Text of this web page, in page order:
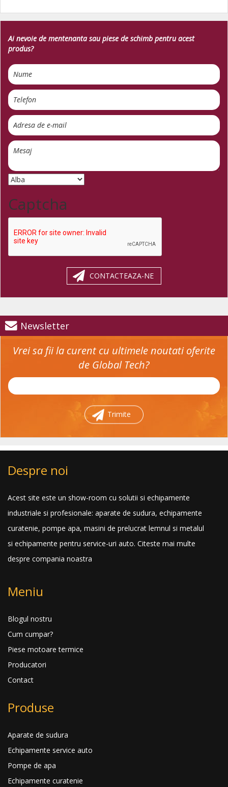
Ai nevoie de mentenanta sau piese de schimb pentru acest
produs?
Captcha
CONTACTEAZA-NE
Newsletter
Vrei sa fii la curent cu ultimele noutati oferite
de Global Tech?
Trimite
Despre noi
Acest site este un show-room cu solutii si echipamente
industriale si profesionale: aparate de sudura, echipamente
curatenie, pompe apa, masini de prelucrat lemnul si metalul
si echipamente pentru service-uri auto. Citeste mai multe
despre compania noastra
Meniu
Blogul nostru
Cum cumpar?
Piese motoare termice
Producatori
Contact
Produse
Aparate de sudura
Echipamente service auto
Pompe de apa
Echipamente curatenie